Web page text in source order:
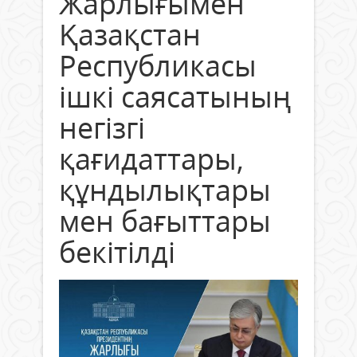
Қазақстан
Республикасы
ішкі саясатының
негізгі
қағидаттары,
құндылықтары
мен бағыттары
бекітілді